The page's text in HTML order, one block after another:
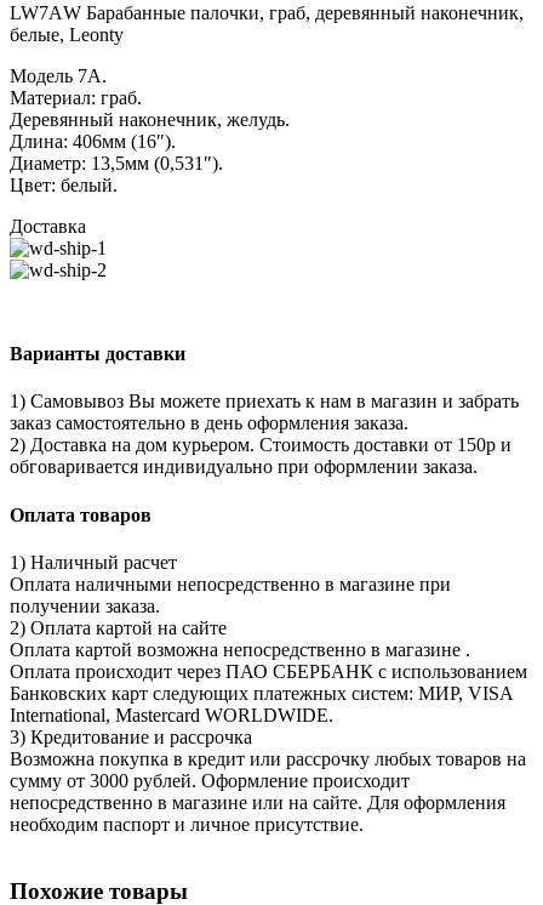
LW7АW Барабанные палочки, граб, деревянный наконечник,
белые, Leonty
Модель 7A.
Материал: граб.
Деревянный наконечник, желудь.
Длина: 406мм (16″).
Диаметр: 13,5мм (0,531″).
Цвет: белый.
Доставка
Варианты доставки
1) Самовывоз Вы можете приехать к нам в магазин и забрать
заказ самостоятельно в день оформления заказа.
2) Доставка на дом курьером. Стоимость доставки от 150р и
обговаривается индивидуально при оформлении заказа.
Оплата товаров
1) Наличный расчет
Оплата наличными непосредственно в магазине при
получении заказа.
2) Оплата картой на сайте
Оплата картой возможна непосредственно в магазине .
Оплата происходит через ПАО СБЕРБАНК с использованием
Банковских карт следующих платежных систем: МИР, VISA
International, Mastercard WORLDWIDE.
3) Кредитование и рассрочка
Возможна покупка в кредит или рассрочку любых товаров на
сумму от 3000 рублей. Оформление происходит
непосредственно в магазине или на сайте. Для оформления
необходим паспорт и личное присутствие.
Похожие товары